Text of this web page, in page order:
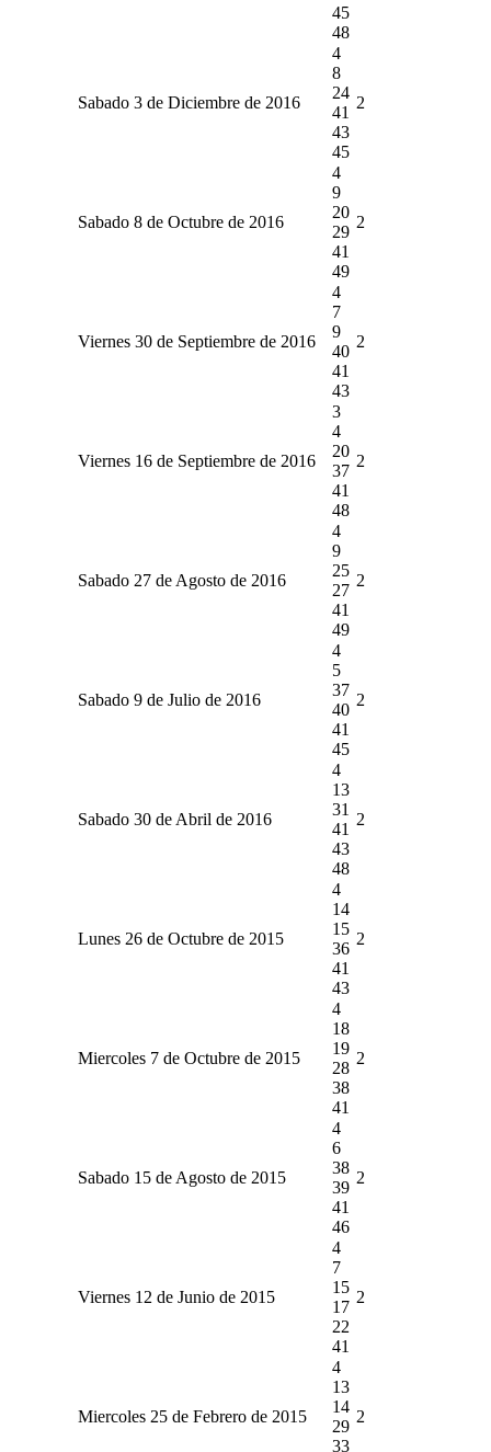
45
48
Sabado 3 de Diciembre de 2016
4
8
24
41
43
45
2
Sabado 8 de Octubre de 2016
4
9
20
29
41
49
2
Viernes 30 de Septiembre de 2016
4
7
9
40
41
43
2
Viernes 16 de Septiembre de 2016
3
4
20
37
41
48
2
Sabado 27 de Agosto de 2016
4
9
25
27
41
49
2
Sabado 9 de Julio de 2016
4
5
37
40
41
45
2
Sabado 30 de Abril de 2016
4
13
31
41
43
48
2
Lunes 26 de Octubre de 2015
4
14
15
36
41
43
2
Miercoles 7 de Octubre de 2015
4
18
19
28
38
41
2
Sabado 15 de Agosto de 2015
4
6
38
39
41
46
2
Viernes 12 de Junio de 2015
4
7
15
17
22
41
2
Miercoles 25 de Febrero de 2015
4
13
14
29
33
2